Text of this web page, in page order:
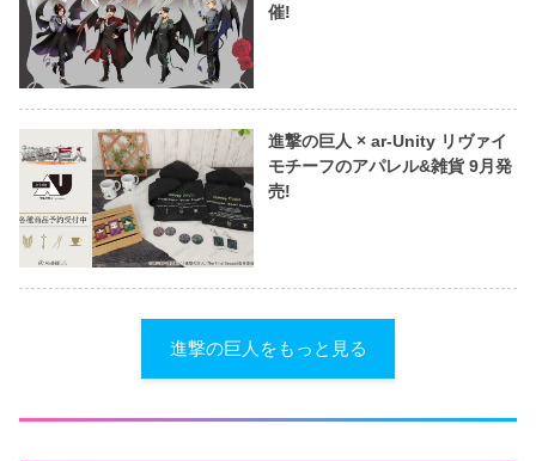
催!
進撃の巨人 × ar-Unity リヴァイ
モチーフのアパレル&雑貨 9月発
売!
進撃の巨人をもっと見る